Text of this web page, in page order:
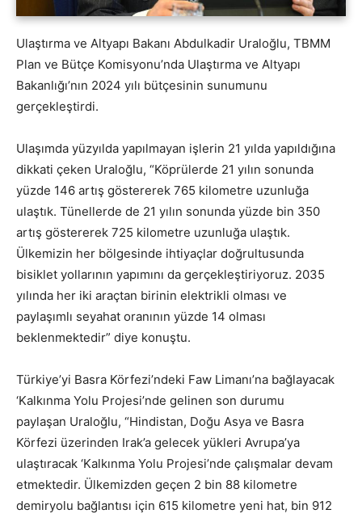
Ulaştırma ve Altyapı Bakanı Abdulkadir Uraloğlu, TBMM
Plan ve Bütçe Komisyonu’nda Ulaştırma ve Altyapı
Bakanlığı’nın 2024 yılı bütçesinin sunumunu
gerçekleştirdi.
Ulaşımda yüzyılda yapılmayan işlerin 21 yılda yapıldığına
dikkati çeken Uraloğlu, “Köprülerde 21 yılın sonunda
yüzde 146 artış göstererek 765 kilometre uzunluğa
ulaştık. Tünellerde de 21 yılın sonunda yüzde bin 350
artış göstererek 725 kilometre uzunluğa ulaştık.
Ülkemizin her bölgesinde ihtiyaçlar doğrultusunda
bisiklet yollarının yapımını da gerçekleştiriyoruz. 2035
yılında her iki araçtan birinin elektrikli olması ve
paylaşımlı seyahat oranının yüzde 14 olması
beklenmektedir” diye konuştu.
Türkiye’yi Basra Körfezi’ndeki Faw Limanı’na bağlayacak
‘Kalkınma Yolu Projesi’nde gelinen son durumu
paylaşan Uraloğlu, “Hindistan, Doğu Asya ve Basra
Körfezi üzerinden Irak’a gelecek yükleri Avrupa’ya
ulaştıracak ‘Kalkınma Yolu Projesi’nde çalışmalar devam
etmektedir. Ülkemizden geçen 2 bin 88 kilometre
demiryolu bağlantısı için 615 kilometre yeni hat, bin 912